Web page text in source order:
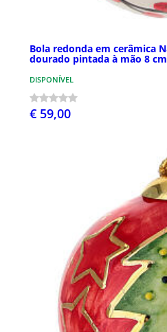
Bola redonda em cerâmica
dourado pintada à mão 8
DISPONÍVEL
€ 59,00